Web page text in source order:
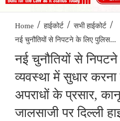
Home / हाईकोर्ट / सभी हाईकोर्ट /
नई चुनौतियों से निपटने के लिए पुलिस...
नई चुनौतियों से
व्यवस्था में सुधार करना
अपराधों के प्रसार,
जालसाजी पर दिल्ली